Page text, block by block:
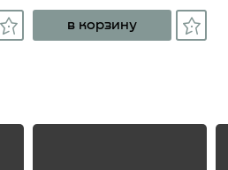
в корзину